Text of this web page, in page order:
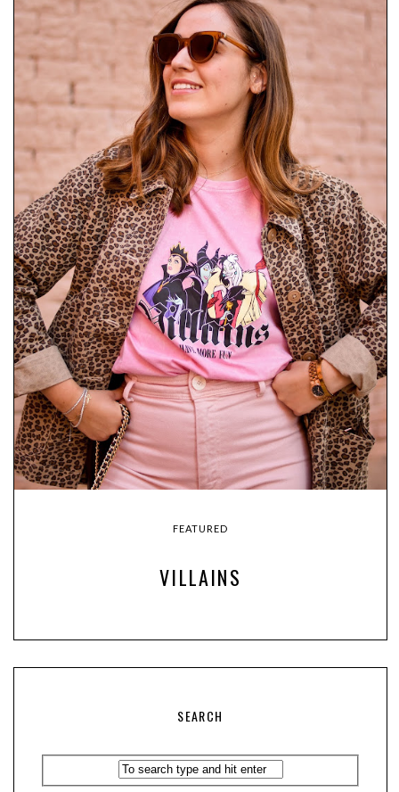
FEATURED
VILLAINS
SEARCH